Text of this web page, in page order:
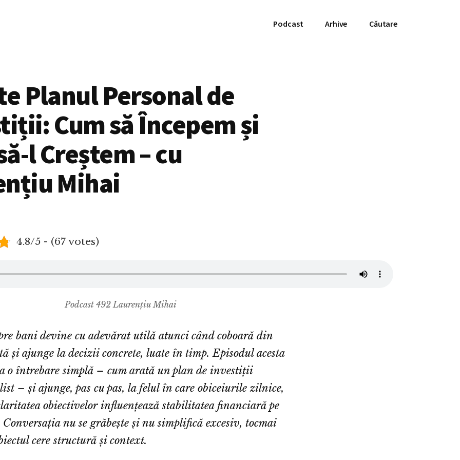
Podcast Arhive Căutare
Planul Personal de
Cum să Începem și
l Creștem – cu
Mihai
4.8/5 - (67 votes)
Podcast 492 Laurențiu Mihai
bani devine cu adevărat utilă atunci când coboară din
și ajunge la decizii concrete, luate în timp. Episodul acesta
o întrebare simplă – cum arată un plan de investiții
– și ajunge, pas cu pas, la felul în care obiceiurile zilnice,
obiectivelor influențează stabilitatea financiară pe
nu se grăbește și nu simplifică excesiv, tocmai
cere structură și context.